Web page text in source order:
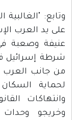
وتابع:
على يد العرب
عنيفة وصعبة
شرطة إسرائيل
من جانب العرب
لحماية
وانتهاكات
وخريجو